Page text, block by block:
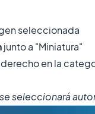
seleccionada
junto a "Miniatura"
en la
seleccionará